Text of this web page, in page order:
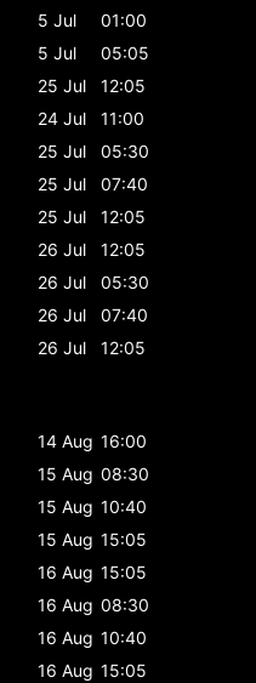
5 Jul
01:00
5 Jul
05:05
25 Jul
12:05
24 Jul
11:00
25 Jul
05:30
25 Jul
07:40
25 Jul
12:05
26 Jul
12:05
26 Jul
05:30
26 Jul
07:40
26 Jul
12:05
14 Aug 16:00
15 Aug 08:30
15 Aug 10:40
15 Aug 15:05
16 Aug 15:05
16 Aug 08:30
16 Aug 10:40
16 Aug 15:05